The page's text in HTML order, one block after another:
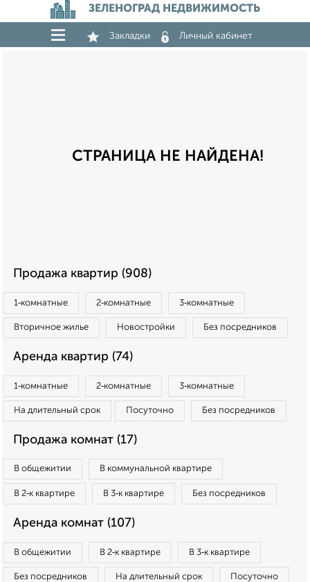
ЗЕЛЕНОГРАД НЕДВИЖИМОСТЬ
Закладки Личный кабинет
СТРАНИЦА НЕ НАЙДЕНА!
Продажа квартир (908)
1‑комнатные 2‑комнатные 3‑комнатные
Вторичное жилье Новостройки Без посредников
Аренда квартир (74)
1‑комнатные 2‑комнатные 3‑комнатные
На длительный срок Посуточно Без посредников
Продажа комнат (17)
В общежитии В коммунальной квартире
В 2‑к квартире В 3‑к квартире Без посредников
Аренда комнат (107)
В общежитии В 2‑к квартире В 3‑к квартире
Без посредников На длительный срок Посуточно